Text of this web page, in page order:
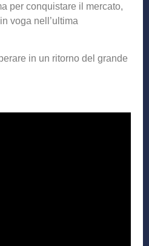
per conquistare il mercato,
voga nell’ultima
in un ritorno del grande